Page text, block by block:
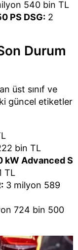
540 bin TL
PS DSG: 2
Durum
üst sınıf ve
güncel etiketler
bin TL
kW Advanced S
TL
3 milyon 589
724 bin 500